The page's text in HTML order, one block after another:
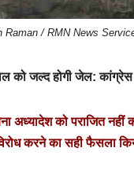
/ RMN News
को जल्द होगी जेल: कांग्रेस
अध्यादेश को पराजित
करने का सही फैसला